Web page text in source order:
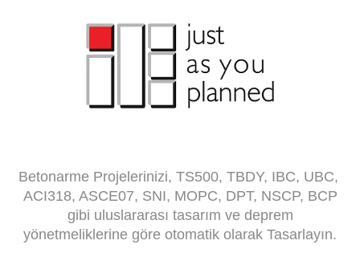
Betonarme Projelerinizi, TS500, TBDY, IBC, UBC,
ACI318, ASCE07, SNI, MOPC, DPT, NSCP, BCP
gibi uluslararası tasarım ve deprem
yönetmeliklerine göre otomatik olarak Tasarlayın.